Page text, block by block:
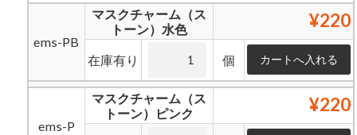
ems-PB
マスクチャーム（ス
トーン）水色
¥220
在庫有り 個
ems-P
マスクチャーム（ス
トーン）ピンク
¥220